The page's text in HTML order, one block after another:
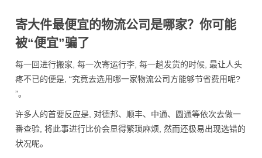
寄大件最便宜的物流公司是哪家？你可能
被“便宜”骗了
每一回进行搬家, 每一次寄运行李, 每一趟发货的时候, 最让人头
疼不已的便是, “究竟去选用哪一家物流公司方能够节省费用呢?
”。
许多人的首要反应是, 对德邦、顺丰、中通、圆通等依次去做一
番查验, 将此事进行比价会显得繁琐麻烦, 然而还极易出现选错的
状况呢。